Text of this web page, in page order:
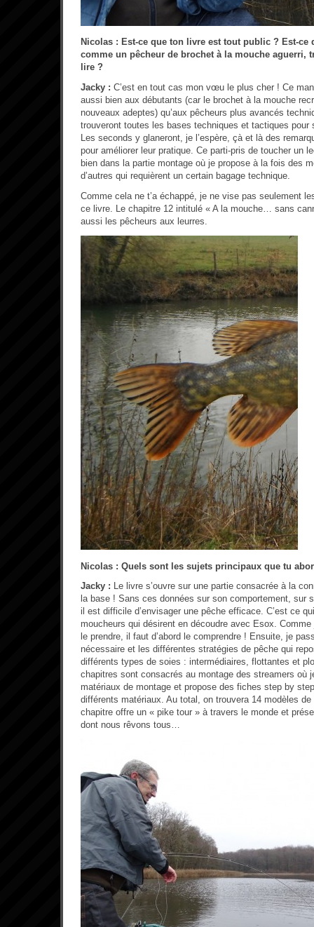
Nicolas : Est-ce que ton livre est tout public ? Est-ce
comme un pêcheur de brochet à la mouche aguerri,
lire ?
Jacky : C’est en tout cas mon vœu le plus cher ! Ce
aussi bien aux débutants (car le brochet à la mouche
nouveaux adeptes) qu’aux pêcheurs plus avancés
trouveront toutes les bases techniques et tactiques pour
Les seconds y glaneront, je l’espère, çà et là des
pour améliorer leur pratique. Ce parti-pris de toucher un
bien dans la partie montage où je propose à la fois des
d’autres qui requièrent un certain bagage technique.
Comme cela ne t’a échappé, je ne vise pas seulement
ce livre. Le chapitre 12 intitulé « A la mouche… sans
aussi les pêcheurs aux leurres.
Nicolas : Quels sont les sujets principaux que tu
Jacky : Le livre s’ouvre sur une partie consacrée à la
la base ! Sans ces données sur son comportement, sur
il est difficile d’envisager une pêche efficace. C’est ce
moucheurs qui désirent en découdre avec Esox.
le prendre, il faut d’abord le comprendre ! Ensuite, je
nécessaire et les différentes stratégies de pêche qui
différents types de soies : intermédiaires, flottantes et
chapitres sont consacrés au montage des streamers où
matériaux de montage et propose des fiches step by
différents matériaux. Au total, on trouvera 14 modèles
chapitre offre un « pike tour » à travers le monde et
dont nous rêvons tous…